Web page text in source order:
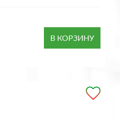
В КОРЗИНУ